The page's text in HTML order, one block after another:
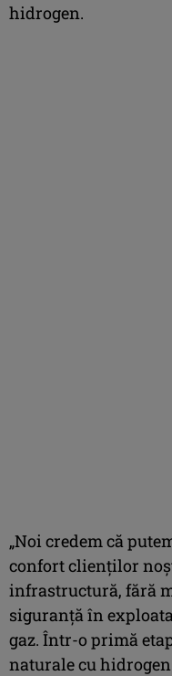
hidrogen.
„Noi credem că
confort clienților
infrastructură, fără
siguranță în
gaz. Într-o primă
naturale cu